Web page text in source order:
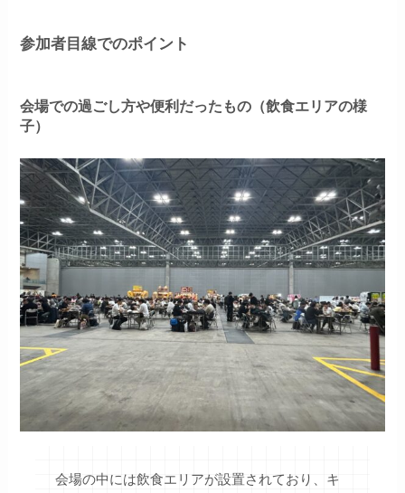
参加者目線でのポイント
会場での過ごし方や便利だったもの（飲食エリアの様
子）
会場の中には飲食エリアが設置されており、キ